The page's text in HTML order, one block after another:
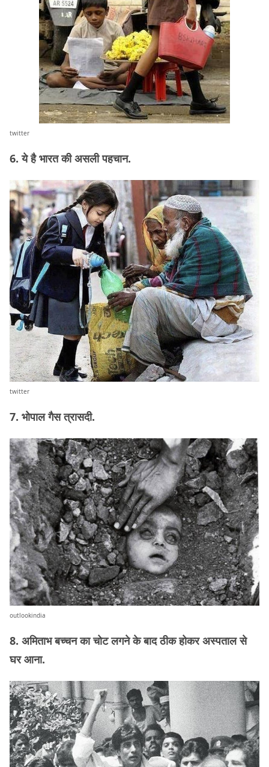
twitter
6. ये है भारत की असली पहचान.
twitter
7. भोपाल गैस त्रासदी.
outlookindia
8. अमिताभ बच्चन का चोट लगने के बाद ठीक होकर अस्पताल से
घर आना.